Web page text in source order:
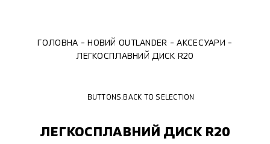
ГОЛОВНА НОВИЙ OUTLANDER
АКСЕСУАРИ
ЛЕГКОСПЛАВНИЙ ДИСК R20
BUTTONS.BACK TO SELECTION
ЛЕГКОСПЛАВНИЙ ДИСК R20